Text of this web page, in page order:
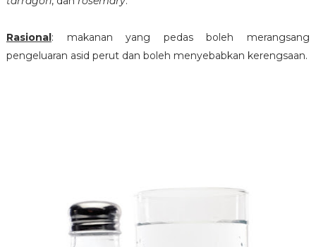
Rasional: makanan yang pedas boleh merangsang
pengeluaran asid perut dan boleh menyebabkan kerengsaan.